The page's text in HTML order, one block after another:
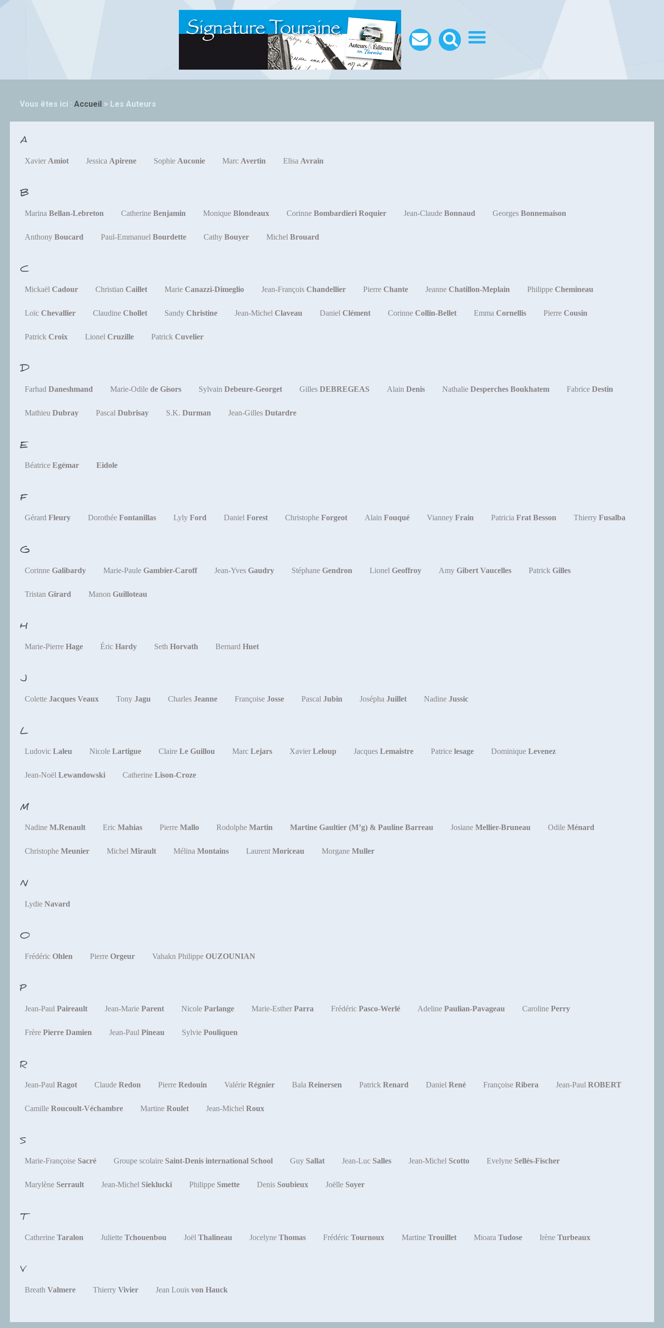
Vous êtes ici : Accueil > Les Auteurs
A
Xavier Amiot Jessica Apirene Sophie Auconie Marc Avertin Elisa Avrain
B
Marina Bellan-Lebreton Catherine Benjamin Monique Blondeaux Corinne Bombardieri Roquier Jean-Claude Bonnaud Georges Bonnemaison
Anthony Boucard Paul-Emmanuel Bourdette Cathy Bouyer Michel Brouard
C
Mickaël Cadour Christian Caillet Marie Canazzi-Dimeglio Jean-François Chandellier Pierre Chante Jeanne Chatillon-Meplain Philippe Chemineau
Loïc Chevallier Claudine Chollet Sandy Christine Jean-Michel Claveau Daniel Clément Corinne Collin-Bellet Emma Cornellis Pierre Cousin
Patrick Croix Lionel Cruzille Patrick Cuvelier
D
Farhad Daneshmand Marie-Odile de Gisors Sylvain Debeure-Georget Gilles DEBREGEAS Alain Denis Nathalie Desperches Boukhatem Fabrice Destin
Mathieu Dubray Pascal Dubrisay S.K. Durman Jean-Gilles Dutardre
E
Béatrice Egémar Eidole
F
Gérard Fleury Dorothée Fontanillas Lyly Ford Daniel Forest Christophe Forgeot Alain Fouqué Vianney Frain Patricia Frat Besson Thierry Fusalba
G
Corinne Galibardy Marie-Paule Gambier-Caroff Jean-Yves Gaudry Stéphane Gendron Lionel Geoffroy Amy Gibert Vaucelles Patrick Gilles
Tristan Girard Manon Guilloteau
H
Marie-Pierre Hage Éric Hardy Seth Horvath Bernard Huet
J
Colette Jacques Veaux Tony Jagu Charles Jeanne Françoise Josse Pascal Jubin Josépha Juillet Nadine Jussic
L
Ludovic Laleu Nicole Lartigue Claire Le Guillou Marc Lejars Xavier Leloup Jacques Lemaistre Patrice lesage Dominique Levenez
Jean-Noël Lewandowski Catherine Lison-Croze
M
Nadine M.Renault Eric Mahias Pierre Mallo Rodolphe Martin Martine Gaultier (M’g) & Pauline Barreau Josiane Mellier-Bruneau Odile Ménard
Christophe Meunier Michel Mirault Mélina Montains Laurent Moriceau Morgane Muller
N
Lydie Navard
O
Frédéric Ohlen Pierre Orgeur Vahakn Philippe OUZOUNIAN
P
Jean-Paul Paireault Jean-Marie Parent Nicole Parlange Marie-Esther Parra Frédéric Pasco-Werlé Adeline Paulian-Pavageau Caroline Perry
Frère Pierre Damien Jean-Paul Pineau Sylvie Pouliquen
R
Jean-Paul Ragot Claude Redon Pierre Redouin Valérie Régnier Bala Reinersen Patrick Renard Daniel René Françoise Ribera Jean-Paul ROBERT
Camille Roucoult-Véchambre Martine Roulet Jean-Michel Roux
S
Marie-Françoise Sacré Groupe scolaire Saint-Denis international School Guy Sallat Jean-Luc Salles Jean-Michel Scotto Evelyne Sellés-Fischer
Marylène Serrault Jean-Michel Sieklucki Philippe Smette Denis Soubieux Joëlle Soyer
T
Catherine Taralon Juliette Tchouenbou Joël Thalineau Jocelyne Thomas Frédéric Tournoux Martine Trouillet Mioara Tudose Irène Turbeaux
V
Breath Valmere Thierry Vivier Jean Louis von Hauck